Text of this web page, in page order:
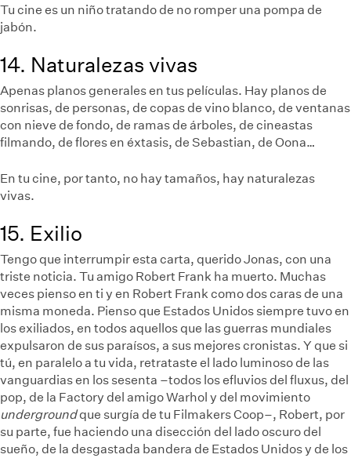
Tu cine es un niño tratando de no romper una pompa de
jabón.
14. Naturalezas vivas
Apenas planos generales en tus películas. Hay planos de
sonrisas, de personas, de copas de vino blanco, de ventanas
con nieve de fondo, de ramas de árboles, de cineastas
filmando, de flores en éxtasis, de Sebastian, de Oona…
En tu cine, por tanto, no hay tamaños, hay naturalezas
vivas.
15. Exilio
Tengo que interrumpir esta carta, querido Jonas, con una
triste noticia. Tu amigo Robert Frank ha muerto. Muchas
veces pienso en ti y en Robert Frank como dos caras de una
misma moneda. Pienso que Estados Unidos siempre tuvo en
los exiliados, en todos aquellos que las guerras mundiales
expulsaron de sus paraísos, a sus mejores cronistas. Y que si
tú, en paralelo a tu vida, retrataste el lado luminoso de las
vanguardias en los sesenta –todos los efluvios del fluxus, del
pop, de la Factory del amigo Warhol y del movimiento
undergroundque surgía de tu Filmakers Coop–, Robert, por
su parte, fue haciendo una disección del lado oscuro del
sueño, de la desgastada bandera de Estados Unidos y de los